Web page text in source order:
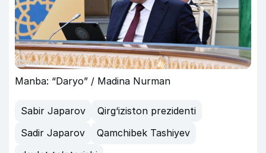
Manba: “Daryo” / Madina Nurman
Sabir Japarov
Qirg‘iziston prezidenti
Sadir Japarov
Qamchibek Tashiyev